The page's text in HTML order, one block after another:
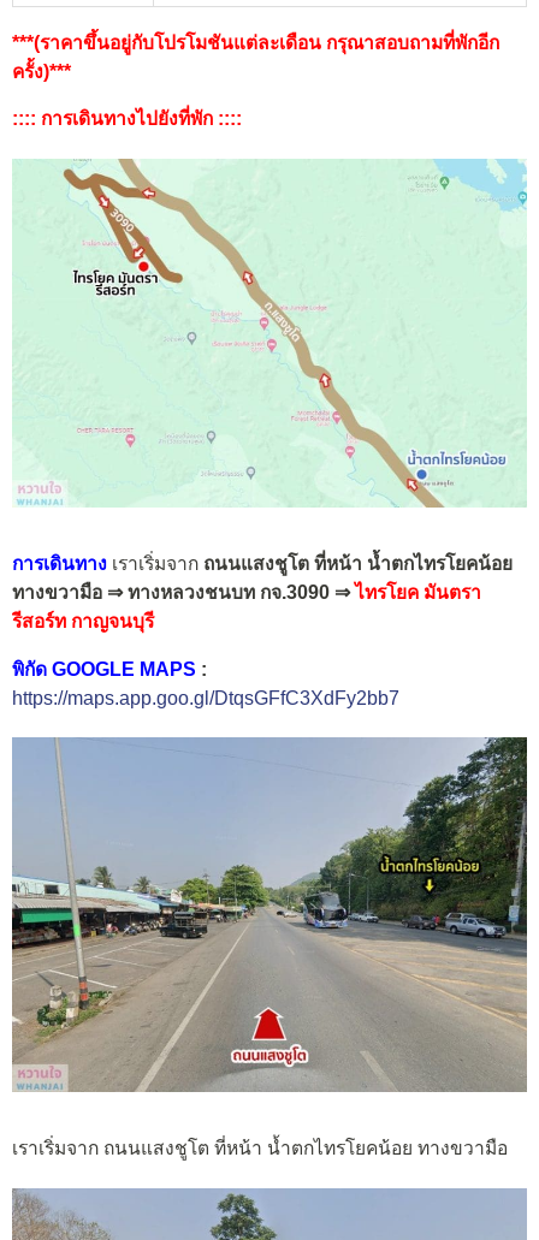
***(ราคาขึ้นอยู่กับโปรโมชันแต่ละเดือน กรุณาสอบถามที่พักอีก
ครั้ง)***
:::: การเดินทางไปยังที่พัก ::::
การเดินทาง เราเริ่มจาก ถนนแสงชูโต ที่หน้า น้ำตกไทรโยคน้อย
ทางขวามือ ⇒ ทางหลวงชนบท กจ.3090 ⇒ไทรโยค มันตรา
รีสอร์ท กาญจนบุรี
พิกัด GOOGLE MAPS :
https://maps.app.goo.gl/DtqsGFfC3XdFy2bb7
เราเริ่มจาก ถนนแสงชูโต ที่หน้า น้ำตกไทรโยคน้อย ทางขวามือ